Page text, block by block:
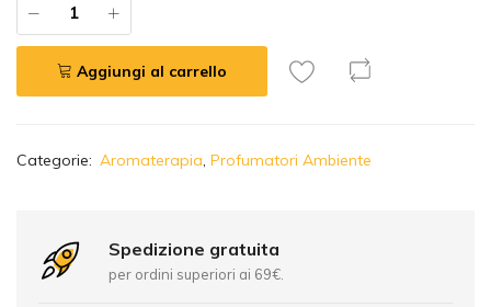
Aggiungi al carrello
lCategorie: Aromaterapia, Profumatori Ambiente
Spedizione gratuita
per ordini superiori ai 69€.